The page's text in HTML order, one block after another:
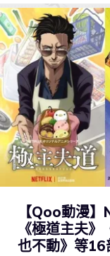
【Qoo動漫
《極道主夫
也不動》等16